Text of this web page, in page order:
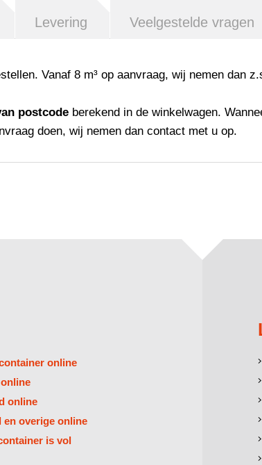
Levering Veelgestelde vragen
Vanaf 8 m³ op aanvraag, wij nemen dan
postcode berekend in de winkelwagen.
doen, wij nemen dan contact met u op.
online
online
en overige online
is vol